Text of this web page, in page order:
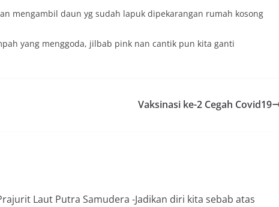
mengambil daun yg sudah lapuk dipekarangan rumah kosong
yang menggoda, jilbab pink nan cantik pun kita ganti
Vaksinasi ke-2 Cegah Covid19
Laut Putra Samudera -Jadikan diri kita sebab atas